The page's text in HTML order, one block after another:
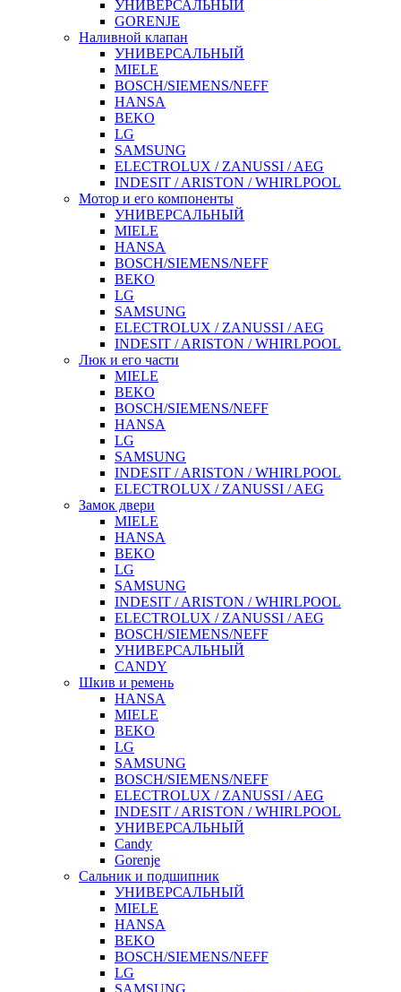
УНИВЕРСАЛЬНЫЙ
GORENJE
Наливной клапан
УНИВЕРСАЛЬНЫЙ
MIELE
BOSCH/SIEMENS/NEFF
HANSA
BEKO
LG
SAMSUNG
ELECTROLUX / ZANUSSI / AEG
INDESIT / ARISTON / WHIRLPOOL
Мотор и его компоненты
УНИВЕРСАЛЬНЫЙ
MIELE
HANSA
BOSCH/SIEMENS/NEFF
BEKO
LG
SAMSUNG
ELECTROLUX / ZANUSSI / AEG
INDESIT / ARISTON / WHIRLPOOL
Люк и его части
MIELE
BEKO
BOSCH/SIEMENS/NEFF
HANSA
LG
SAMSUNG
INDESIT / ARISTON / WHIRLPOOL
ELECTROLUX / ZANUSSI / AEG
Замок двери
MIELE
HANSA
BEKO
LG
SAMSUNG
INDESIT / ARISTON / WHIRLPOOL
ELECTROLUX / ZANUSSI / AEG
BOSCH/SIEMENS/NEFF
УНИВЕРСАЛЬНЫЙ
CANDY
Шкив и ремень
HANSA
MIELE
BEKO
LG
SAMSUNG
BOSCH/SIEMENS/NEFF
ELECTROLUX / ZANUSSI / AEG
INDESIT / ARISTON / WHIRLPOOL
УНИВЕРСАЛЬНЫЙ
Candy
Gorenje
Сальник и подшипник
УНИВЕРСАЛЬНЫЙ
MIELE
HANSA
BEKO
BOSCH/SIEMENS/NEFF
LG
SAMSUNG